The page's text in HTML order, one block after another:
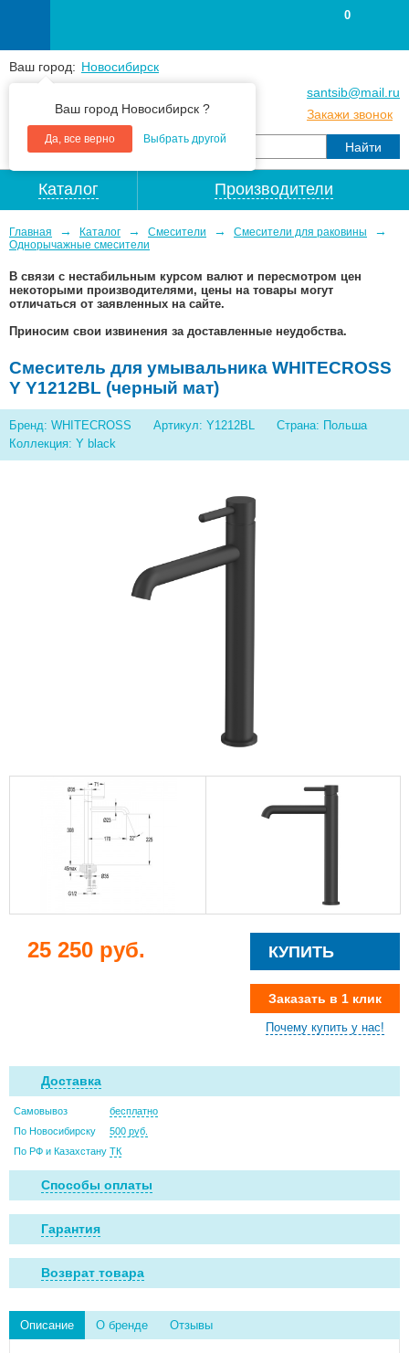
Ваш город: Новосибирск
Ваш город Новосибирск ?
Да, все верно Выбрать другой
+7(383) 213 79 30
santsib@mail.ru
Закажи звонок
0
Каталог Производители
Главная → Каталог → Смесители → Смесители для раковины →
Однорычажные смесители
В связи с нестабильным курсом валют и пересмотром цен
некоторыми производителями, цены на товары могут
отличаться от заявленных на сайте.
Приносим свои извинения за доставленные неудобства.
Смеситель для умывальника WHITECROSS
Y Y1212BL (черный мат)
Бренд: WHITECROSS Артикул: Y1212BL
Страна: Польша
Коллекция: Y black
25 250 руб. КУПИТЬ
Заказать в 1 клик
Почему купить у нас!
Доставка
Самовывоз
бесплатно
По Новосибирску
500 руб.
По РФ и Казахстану ТК
Способы оплаты
Гарантия
Возврат товара
Описание О бренде Отзывы